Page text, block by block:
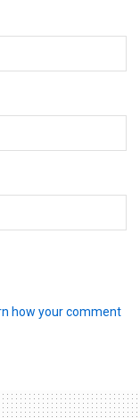
how your comment